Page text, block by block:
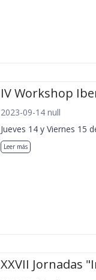
IV Workshop
2023-09-14 null
Jueves 14 y Viernes 15
Leer más
XXVII Jornadas